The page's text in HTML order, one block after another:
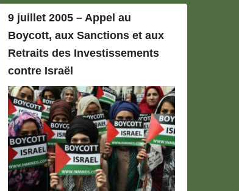
9 juillet 2005 – Appel au
Boycott, aux Sanctions et aux
Retraits des Investissements
contre Israël